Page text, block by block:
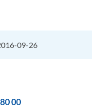
09-26
00